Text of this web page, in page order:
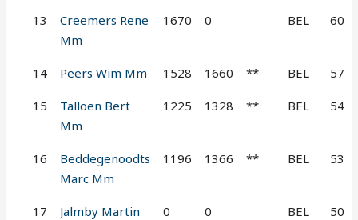
13
Creemers Rene
Mm
1670 0 BEL 60
14 Peers Wim Mm 1528 1660 ** BEL 57
15
Talloen Bert
Mm
1225 1328 ** BEL 54
16
Beddegenoodts
Marc Mm
1196 1366 ** BEL 53
17 Jalmby Martin 0 0 BEL 50